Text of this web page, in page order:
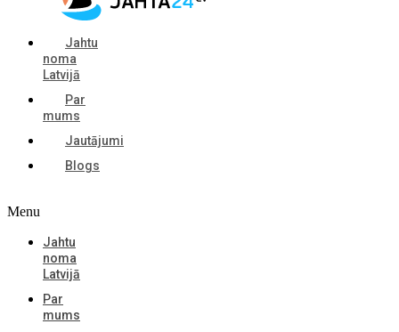
Jahtu
noma
Latvijā
Par
mums
Jautājumi
Blogs
Menu
Jahtu
noma
Latvijā
Par
mums